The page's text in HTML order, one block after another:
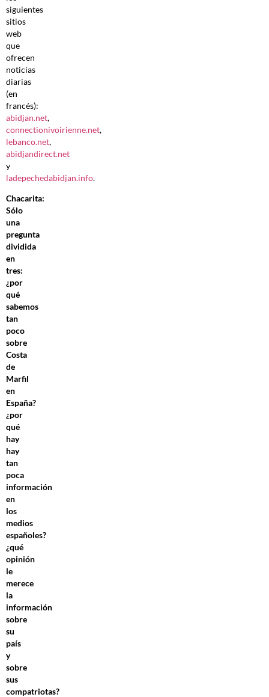
siguientes
sitios
web
que
ofrecen
noticias
diarias
(en
francés):
abidjan.net,
connectionivoirienne.net,
lebanco.net,
abidjandirect.net
y
ladepechedabidjan.info.
Chacarita:
Sólo
una
pregunta
dividida
en
tres:
¿por
qué
sabemos
tan
poco
sobre
Costa
de
Marfil
en
España?
¿por
qué
hay
hay
tan
poca
información
en
los
medios
españoles?
¿qué
opinión
le
merece
la
información
sobre
su
país
y
sobre
sus
compatriotas?